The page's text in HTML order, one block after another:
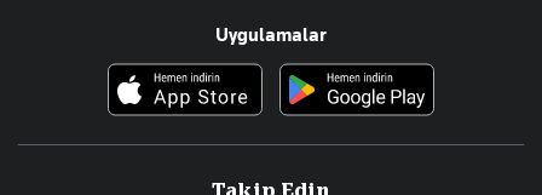
Foto Haber
Künye
Uygulamalar